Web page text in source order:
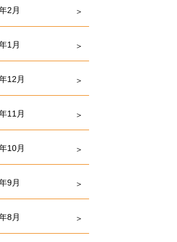
2月
1月
12月
11月
10月
9月
8月